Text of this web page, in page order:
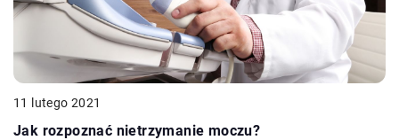
11 lutego 2021
Jak rozpoznać nietrzymanie moczu?